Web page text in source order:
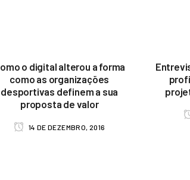
o digital alterou a forma
como as organizações
desportivas definem a sua
proposta de valor
14 DE DEZEMBRO, 2016